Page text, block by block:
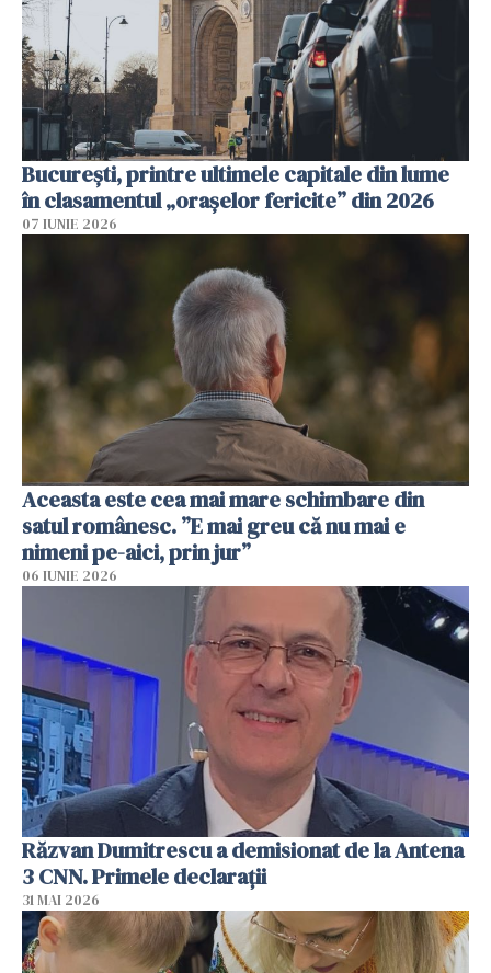
București, printre ultimele capitale din lume
în clasamentul „orașelor fericite” din 2026
07 IUNIE 2026
Aceasta este cea mai mare schimbare din
satul românesc. ”E mai greu că nu mai e
nimeni pe-aici, prin jur”
06 IUNIE 2026
Răzvan Dumitrescu a demisionat de la Antena
3 CNN. Primele declarații
31 MAI 2026